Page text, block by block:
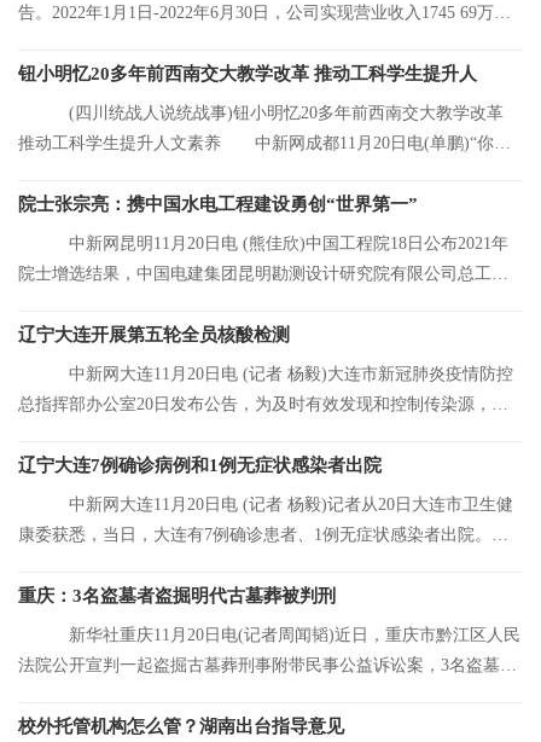
告。2022年1月1日-2022年6月30日，公司实现营业收入1745 69万
钮小明忆20多年前西南交大教学改革 推动工科学生提升人
(四川统战人说统战事)钮小明忆20多年前西南交大教学改革
推动工科学生提升人文素养 中新网成都11月20日电(单鹏)“你们
院士张宗亮：携中国水电工程建设勇创“世界第一”
中新网昆明11月20日电 (熊佳欣)中国工程院18日公布2021年
院士增选结果，中国电建集团昆明勘测设计研究院有限公司总工程
辽宁大连开展第五轮全员核酸检测
中新网大连11月20日电 (记者 杨毅)大连市新冠肺炎疫情防控
总指挥部办公室20日发布公告，为及时有效发现和控制传染源，结
辽宁大连7例确诊病例和1例无症状感染者出院
中新网大连11月20日电 (记者 杨毅)记者从20日大连市卫生健
康委获悉，当日，大连有7例确诊患者、1例无症状感染者出院。目
重庆：3名盗墓者盗掘明代古墓葬被判刑
新华社重庆11月20日电(记者周闻韬)近日，重庆市黔江区人民
法院公开宣判一起盗掘古墓葬刑事附带民事公益诉讼案，3名盗墓者
校外托管机构怎么管？湖南出台指导意见